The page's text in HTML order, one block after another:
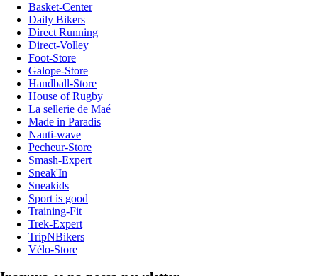
Basket-Center
Daily Bikers
Direct Running
Direct-Volley
Foot-Store
Galope-Store
Handball-Store
House of Rugby
La sellerie de Maé
Made in Paradis
Nauti-wave
Pecheur-Store
Smash-Expert
Sneak'In
Sneakids
Sport is good
Training-Fit
Trek-Expert
TripNBikers
Vélo-Store